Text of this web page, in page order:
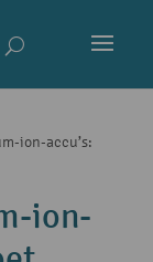
ion-accu’s:
ion-